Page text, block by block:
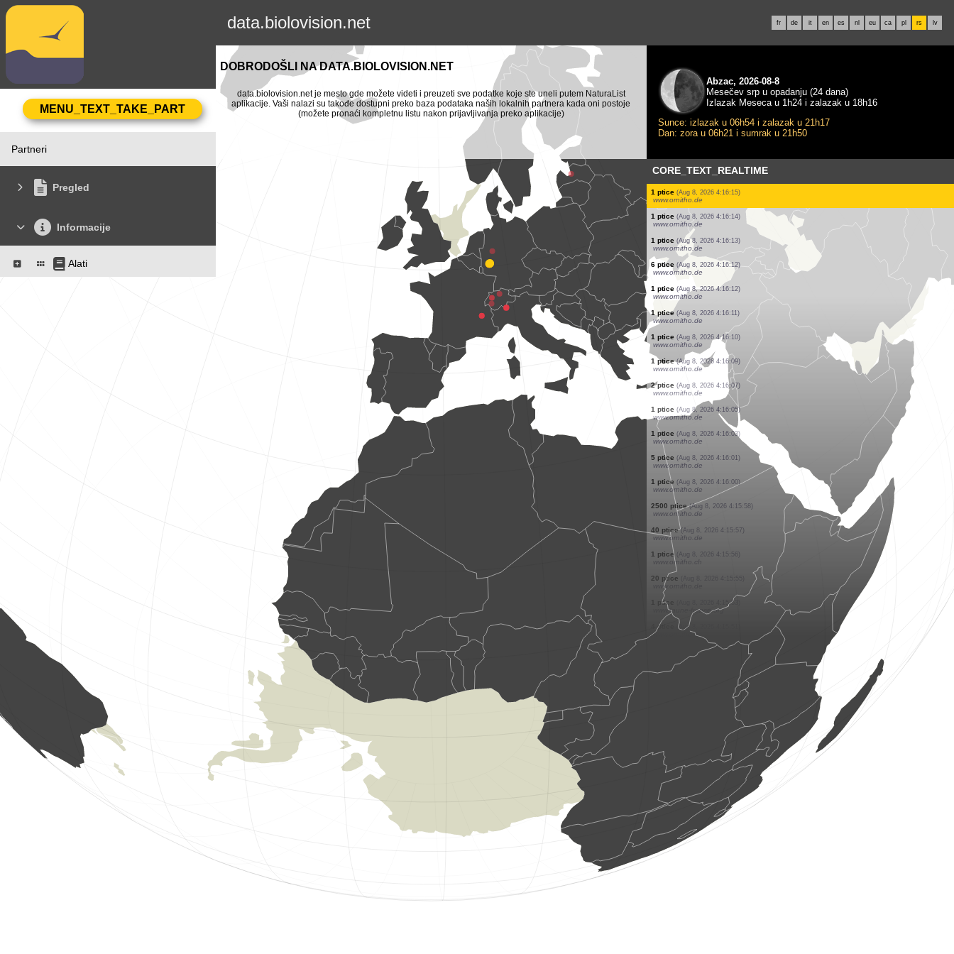
data.biolovision.net fr de it en es nl eu ca pl rs lv
Partneri
Pregled
Informacije
Alati
DOBRODOŠLI NA DATA.BIOLOVISION.NET
data.biolovision.net je mesto gde možete videti i preuzeti sve podatke koje ste uneli putem NaturaList
aplikacije. Vaši nalazi su takođe dostupni preko baza podataka naših lokalnih partnera kada oni postoje
(možete pronaći kompletnu listu nakon prijavljivanja preko aplikacije)
Abzac, 2026-08-8
Mesečev srp u opadanju (24 dana)
Izlazak Meseca u 1h24 i zalazak u 18h16
Sunce: izlazak u 06h54 i zalazak u 21h17
Dan: zora u 06h21 i sumrak u 21h50
CORE_TEXT_REALTIME
2 ptice (Aug 8, 2026 4:16:21)
www.ornitho.de
5 ptice (Aug 8, 2026 4:16:20)
www.ornitho.de
1 ptice (Aug 8, 2026 4:16:19)
www.ornitho.de
3 ptice (Aug 8, 2026 4:16:17)
www.ornitho.de
3 ptice (Aug 8, 2026 4:16:16)
www.ornitho.de
1 ptice (Aug 8, 2026 4:16:16)
www.ornitho.de
1 ptice (Aug 8, 2026 4:16:15)
www.ornitho.de
1 ptice (Aug 8, 2026 4:16:14)
www.ornitho.de
1 ptice (Aug 8, 2026 4:16:13)
www.ornitho.de
6 ptice (Aug 8, 2026 4:16:12)
www.ornitho.de
1 ptice (Aug 8, 2026 4:16:12)
www.ornitho.de
1 ptice (Aug 8, 2026 4:16:11)
www.ornitho.de
1 ptice (Aug 8, 2026 4:16:10)
www.ornitho.de
1 ptice (Aug 8, 2026 4:16:09)
www.ornitho.de
2 ptice (Aug 8, 2026 4:16:07)
www.ornitho.de
1 ptice (Aug 8, 2026 4:16:05)
www.ornitho.de
1 ptice (Aug 8, 2026 4:16:03)
www.ornitho.de
5 ptice (Aug 8, 2026 4:16:01)
www.ornitho.de
1 ptice (Aug 8, 2026 4:16:00)
www.ornitho.de
(Aug 8, 2026 4:15:58)
www.ornitho.de
40 ptice (Aug 8, 2026 4:15:57)
(Aug 8, 2026 4:15:56)
(Aug 8, 2026 4:15:55)
(Aug 8, 2026 4:15:53)
www.faune-france.org
4 ptice (Aug 8, 2026 4:15:51)
www.ornitho.de
1 ptice (Aug 8, 2026 4:15:50)
www.ornitho.de
(Aug 8, 2026 4:15:46)
www.ornitho.de
20 ptice (Aug 8, 2026 4:15:45)
www.faune-france.org